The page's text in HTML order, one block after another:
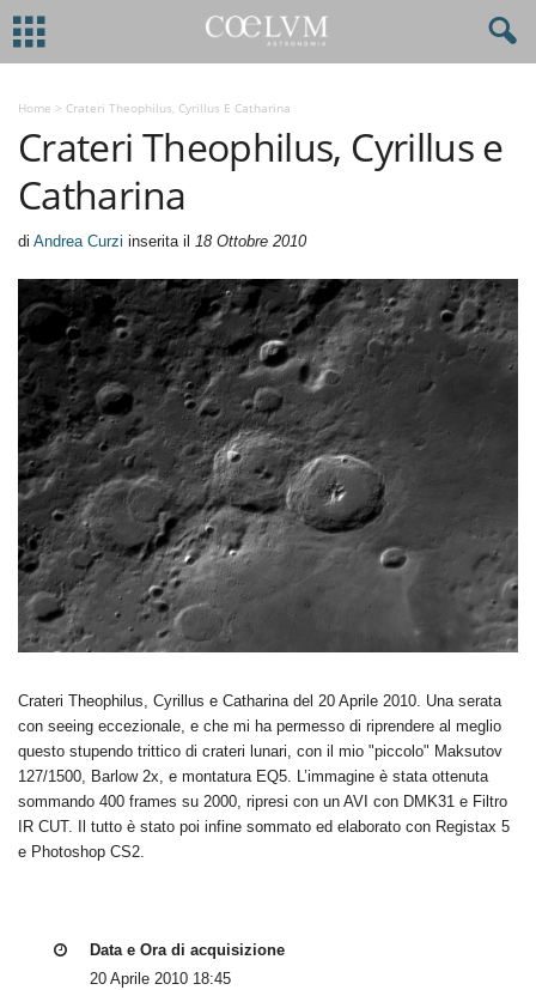
Home > Crateri Theophilus, Cyrillus E Catharina
Crateri Theophilus, Cyrillus e
Catharina
di Andrea Curzi inserita il 18 Ottobre 2010
Crateri Theophilus, Cyrillus e Catharina del 20 Aprile 2010. Una serata
con seeing eccezionale, e che mi ha permesso di riprendere al meglio
questo stupendo trittico di crateri lunari, con il mio "piccolo" Maksutov
127/1500, Barlow 2x, e montatura EQ5. L’immagine è stata ottenuta
sommando 400 frames su 2000, ripresi con un AVI con DMK31 e Filtro
IR CUT. Il tutto è stato poi infine sommato ed elaborato con Registax 5
e Photoshop CS2.
Data e Ora di acquisizione
20 Aprile 2010 18:45